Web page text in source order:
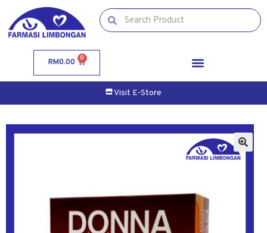
RM0.00 0
Visit E-Store